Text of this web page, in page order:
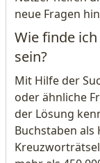
neue Fragen
Wie finde
sein?
Mit Hilfe der
oder ähnliche
der Lösung
Buchstaben